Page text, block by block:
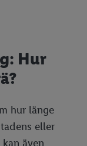
Hur
hur länge
eller
även